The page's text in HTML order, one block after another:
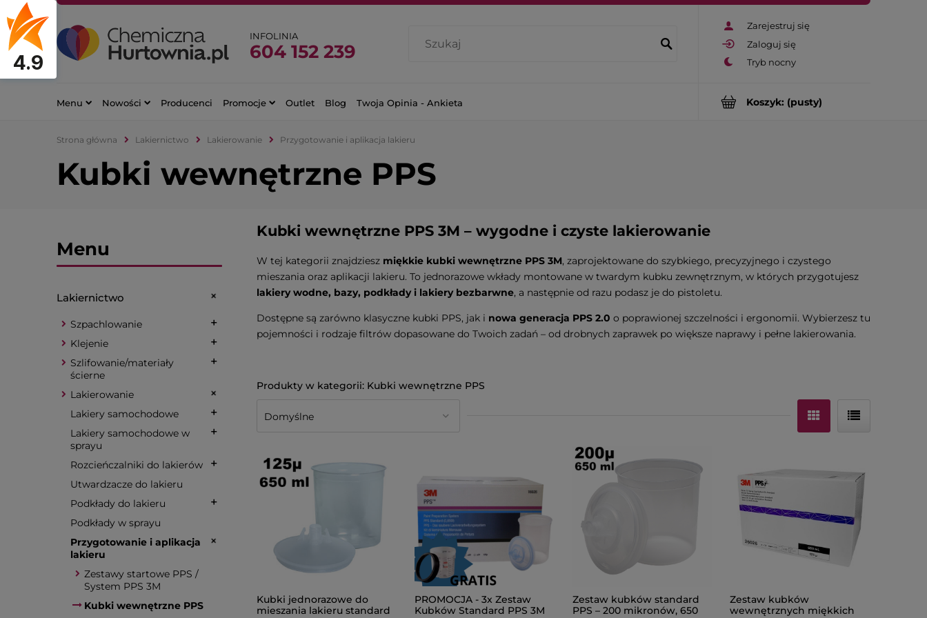
Zarejestruj się
Zaloguj się
INFOLINIA
604 152 239
Koszyk: (pusty)
Menu Nowości Producenci Promocje Outlet Blog Twoja Opinia - Ankieta
Strona główna Lakiernictwo Lakierowanie Przygotowanie i aplikacja lakieru
Kubki wewnętrzne PPS
Menu
Lakiernictwo
Szpachlowanie
Klejenie
Szlifowanie/materiały
ścierne
Lakierowanie
Lakiery samochodowe
Lakiery samochodowe w
sprayu
Rozcieńczalniki do lakierów
Utwardzacze do lakieru
Podkłady do lakieru
Podkłady w sprayu
Przygotowanie i aplikacja
lakieru
Zestawy startowe PPS /
System PPS 3M
Kubki wewnętrzne PPS
Kubki wewnętrzne PPS 3M – wygodne i czyste lakierowanie
W tej kategorii znajdziesz miękkie kubki wewnętrzne PPS 3M, zaprojektowane do szybkiego, precyzyjnego i czystego
mieszania oraz aplikacji lakieru. To jednorazowe wkłady montowane w twardym kubku zewnętrznym, w których przygotujesz
lakiery wodne, bazy, podkłady i lakiery bezbarwne, a następnie od razu podasz je do pistoletu.
Dostępne są zarówno klasyczne kubki PPS, jak i nowa generacja PPS 2.0 o poprawionej szczelności i ergonomii. Wybierzesz tu
pojemności i rodzaje filtrów dopasowane do Twoich zadań – od drobnych zaprawek po większe naprawy i pełne lakierowania.
Kubki wewnętrzne PPS
Kubki jednorazowe do
mieszania lakieru standard
PROMOCJA - 3x Zestaw
Kubków Standard PPS 3M
Zestaw kubków standard
PPS – 200 mikronów, 650
Zestaw kubków
wewnętrznych miękkich
4.9